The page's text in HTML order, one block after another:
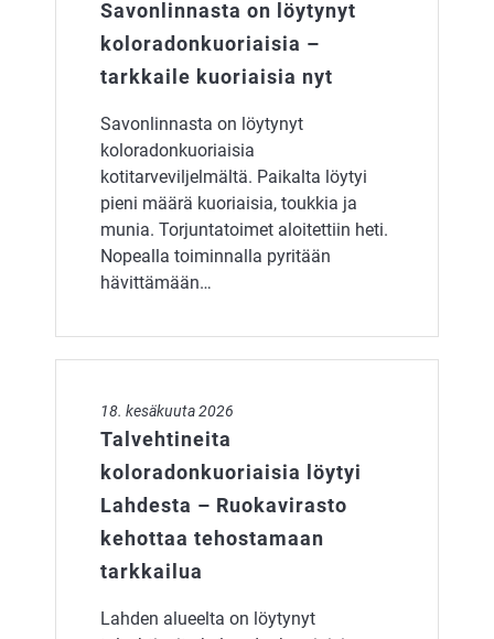
Savonlinnasta on löytynyt
koloradonkuoriaisia –
tarkkaile kuoriaisia nyt
Savonlinnasta on löytynyt
koloradonkuoriaisia
kotitarveviljelmältä. Paikalta löytyi
pieni määrä kuoriaisia, toukkia ja
munia. Torjuntatoimet aloitettiin heti.
Nopealla toiminnalla pyritään
hävittämään…
18. kesäkuuta 2026
Talvehtineita
koloradonkuoriaisia löytyi
Lahdesta – Ruokavirasto
kehottaa tehostamaan
tarkkailua
Lahden alueelta on löytynyt